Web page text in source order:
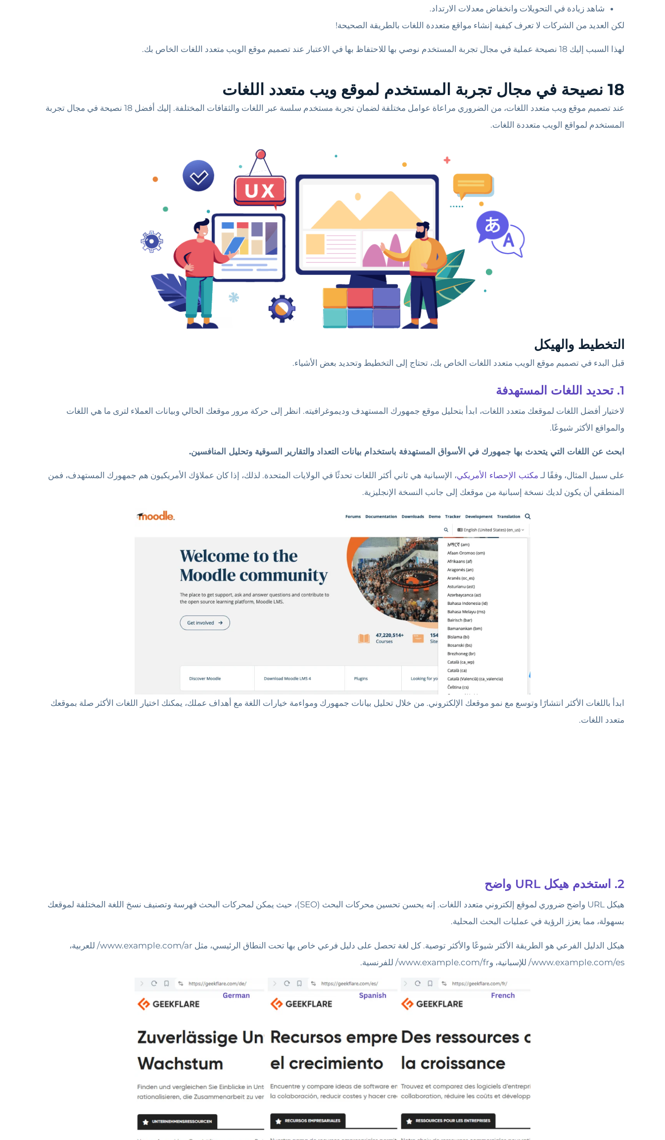
شاهد زيادة في التحويلات وانخفاض معدلات الارتداد.
لكن العديد من الشركات لا تعرف كيفية إنشاء مواقع متعددة اللغات بالطريقة الصحيحة!
لهذا السبب إليك 18 نصيحة عملية في مجال تجربة المستخدم نوصي بها للاحتفاظ بها في الاعتبار عند تصميم موقع الويب متعدد اللغات الخاص بك.
18 نصيحة في مجال تجربة المستخدم لموقع ويب متعدد اللغات
عند تصميم موقع ويب متعدد اللغات، من الضروري مراعاة عوامل مختلفة لضمان تجربة مستخدم سلسة عبر اللغات والثقافات المختلفة.
إليك أفضل 18 نصيحة في مجال تجربة
المستخدم لمواقع الويب متعددة اللغات.
التخطيط والهيكل
قبل البدء في تصميم موقع الويب متعدد اللغات الخاص بك، تحتاج إلى التخطيط وتحديد بعض الأشياء.
1. تحديد اللغات المستهدفة
لاختيار أفضل اللغات لموقعك متعدد اللغات، ابدأ بتحليل موقع جمهورك المستهدف وديموغرافيته. انظر إلى حركة مرور موقعك الحالي وبيانات العملاء لترى ما هي اللغات
والمواقع الأكثر شيوعًا.
ابحث عن اللغات التي يتحدث بها جمهورك في الأسواق المستهدفة باستخدام بيانات التعداد والتقارير السوقية وتحليل المنافسين.
على سبيل المثال، وفقًا لـ مكتب الإحصاء الأمريكي، الإسبانية هي ثاني أكثر اللغات تحدثًا في الولايات المتحدة. لذلك، إذا كان عملاؤك الأمريكيون هم جمهورك المستهدف، فمن
المنطقي أن يكون لديك نسخة إسبانية من موقعك إلى جانب النسخة الإنجليزية.
ابدأ باللغات الأكثر انتشارًا وتوسع مع نمو موقعك الإلكتروني. من خلال تحليل بيانات جمهورك ومواءمة خيارات اللغة مع أهداف عملك، يمكنك اختيار اللغات الأكثر صلة بموقعك
متعدد اللغات.
2. استخدم هيكل URL واضح
هيكل URL واضح ضروري لموقع إلكتروني متعدد اللغات. إنه يحسن تحسين محركات البحث (SEO)، حيث يمكن لمحركات البحث فهرسة وتصنيف نسخ اللغة المختلفة لموقعك
بسهولة، مما يعزز الرؤية في عمليات البحث المحلية.
هيكل الدليل الفرعي هو الطريقة الأكثر شيوعًا والأكثر توصية. كل لغة تحصل على دليل فرعي خاص بها تحت النطاق الرئيسي، مثل www.example.com/ar/ للعربية،
www.example.com/es/ للإسبانية، وwww.example.com/fr/ للفرنسية.